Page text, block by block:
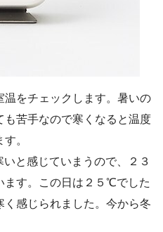
温をチェックします。暑いの
苦手なので寒くなると温度
。
と感じていまうので、２３
ます。この日は２５℃でした
感じられました。今から冬